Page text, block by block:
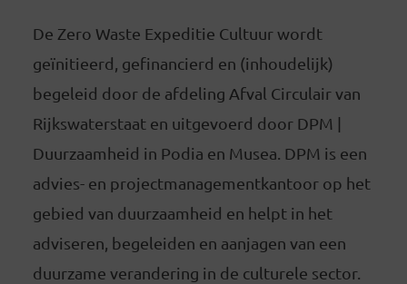
De Zero Waste Expeditie Cultuur wordt
geïnitieerd, gefinancierd en (inhoudelijk)
begeleid door de afdeling Afval Circulair van
Rijkswaterstaat en uitgevoerd door DPM |
Duurzaamheid in Podia en Musea. DPM is een
advies- en projectmanagementkantoor op het
gebied van duurzaamheid en helpt in het
adviseren, begeleiden en aanjagen van een
duurzame verandering in de culturele sector.